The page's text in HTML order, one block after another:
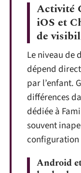
Activité
iOS et
de
Le niveau de
dépend
par l’enfant.
différences
dédiée à
souvent
Android